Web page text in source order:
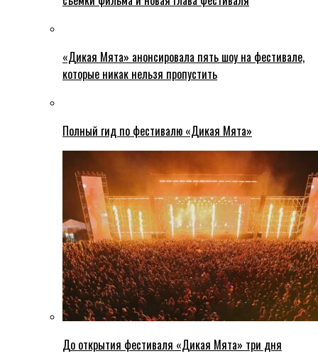
«Дикая Мята» анонсировала пять шоу на фестивале,
которые никак нельзя пропустить
Полный гид по фестивалю «Дикая Мята»
До открытия фестиваля «Дикая Мята» три дня